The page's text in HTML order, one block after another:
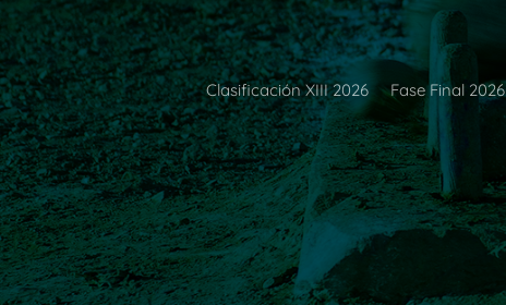
Clasificación XIII 2026 Fase Final 2026